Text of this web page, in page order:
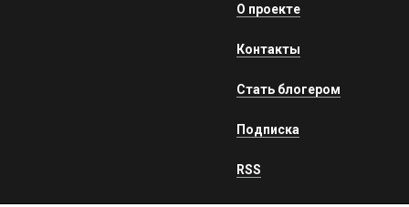
О проекте
Контакты
Стать блогером
Подписка
RSS